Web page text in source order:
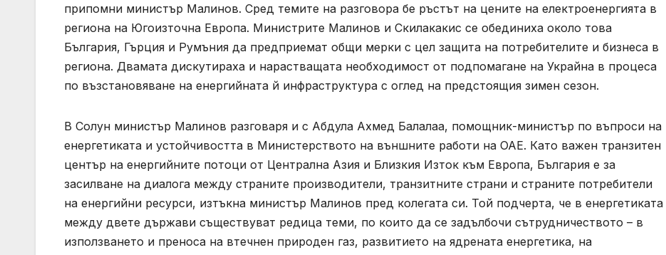
припомни министър Малинов. Сред темите на разговора бе ръстът на цените на електроенергията в
региона на Югоизточна Европа. Министрите Малинов и Скилакакис се обединиха около това
България, Гърция и Румъния да предприемат общи мерки с цел защита на потребителите и бизнеса в
региона. Двамата дискутираха и нарастващата необходимост от подпомагане на Украйна в процеса
по възстановяване на енергийната й инфраструктура с оглед на предстоящия зимен сезон.
В Солун министър Малинов разговаря и с Абдула Ахмед Балалаа, помощник-министър по въпроси на
енергетиката и устойчивостта в Министерството на външните работи на ОАЕ. Като важен транзитен
център на енергийните потоци от Централна Азия и Близкия Изток към Европа, България е за
засилване на диалога между страните производители, транзитните страни и страните потребители
на енергийни ресурси, изтъкна министър Малинов пред колегата си. Той подчерта, че в енергетиката
между двете държави съществуват редица теми, по които да се задълбочи сътрудничеството – в
използването и преноса на втечнен природен газ, развитието на ядрената енергетика, на